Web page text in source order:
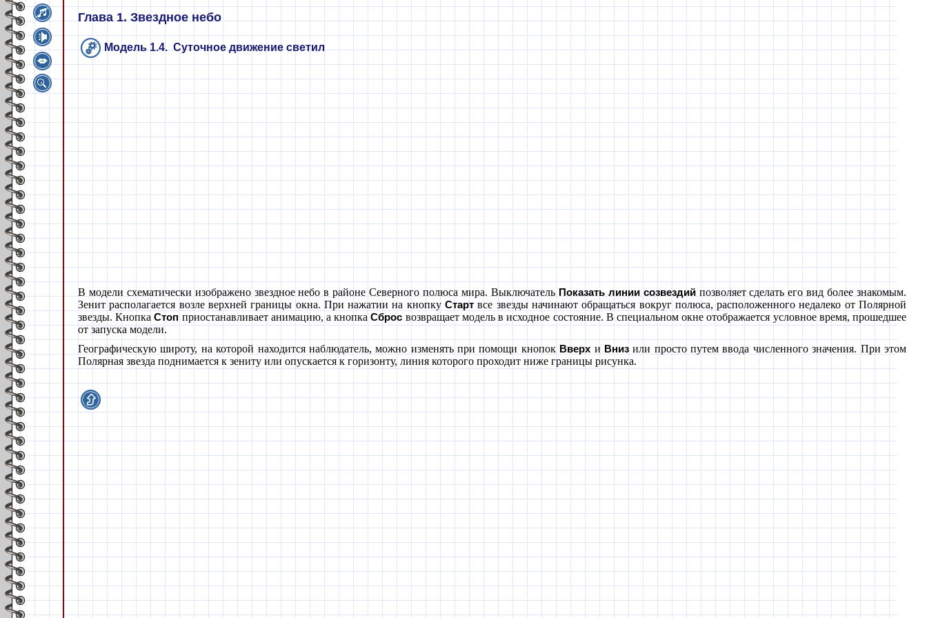
Глава 1. Звездное небо
Модель 1.4. Суточное движение светил
В модели схематически изображено звездное небо в районе Северного полюса мира. Выключатель Показать линии созвездийпозволяет сделать его вид более знакомым.
Зенит располагается возле верхней границы окна. При нажатии на кнопку Старт все звезды начинают обращаться вокруг полюса, расположенного недалеко от Полярной
звезды. КнопкаСтоп приостанавливает анимацию, а кнопкаСброс возвращает модель в исходное состояние. В специальном окне отображается условное время, прошедшее
от запуска модели.
Географическую широту, на которой находится наблюдатель, можно изменять при помощи кнопок Вверх и Внизили просто путем ввода численного значения. При этом
Полярная звезда поднимается к зениту или опускается к горизонту, линия которого проходит ниже границы рисунка.